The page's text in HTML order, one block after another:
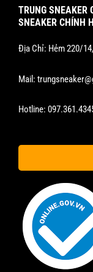
TRUNG SNEAKER
SNEAKER CHÍNH
Địa Chỉ: Hẻm 220/
Mail:
Hotline: